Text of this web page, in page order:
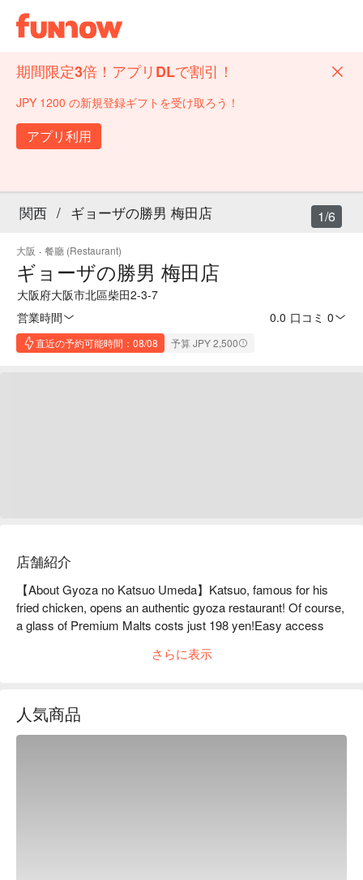
期間限定3倍！アプリDLで割引！
JPY 1200 の新規登録ギフトを受け取ろう！
アプリ利用
関西 / ギョーザの勝男 梅田店
大阪 · 餐廳 (Restaurant)
ギョーザの勝男 梅田店
大阪府大阪市北區柴田2-3-7
営業時間
0.0 口コミ 0
直近の予約可能時間：08/08 予算 JPY 2,500
1/6
店舗紹介
【About Gyoza no Katsuo Umeda】Katsuo, famous for his
fried chicken, opens an authentic gyoza restaurant! Of course,
a glass of Premium Malts costs just 198 yen!Easy access
made with the secret sauce of the long-established "Bungoya"
garlic flavor will definitely make you addicted! We source our
ingredients through our own unique routes and are particular
さらに表示
人気商品